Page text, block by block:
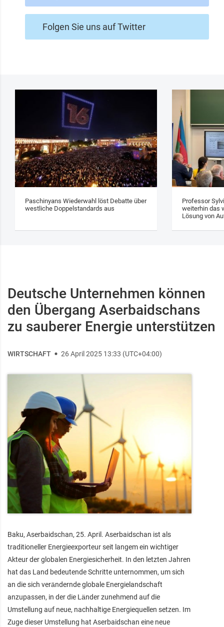
Folgen Sie uns auf Twitter
Paschinyans Wiederwahl löst Debatte über
westliche Doppelstandards aus
Professor
weiterhin das
Lösung von
Deutsche Unternehmen können
den Übergang Aserbaidschans
zu sauberer Energie unterstützen
WIRTSCHAFT 26 April 2025 13:33 (UTC+04:00)
Baku, Aserbaidschan, 25. April. Aserbaidschan ist als
traditioneller Energieexporteur seit langem ein wichtiger
Akteur der globalen Energiesicherheit. In den letzten Jahren
hat das Land bedeutende Schritte unternommen, um sich
an die sich verändernde globale Energielandschaft
anzupassen, in der die Länder zunehmend auf die
Umstellung auf neue, nachhaltige Energiequellen setzen. Im
Zuge dieser Umstellung hat Aserbaidschan eine neue